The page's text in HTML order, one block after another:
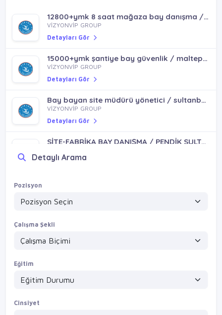
12800+ymk 8 saat mağaza bay danışma / pendik sultanbeyli
VİZYONVİP GROUP
Detayları Gör
15000+ymk şantiye bay güvenlik / maltepe küçükyalı idealtepe
VİZYONVİP GROUP
Detayları Gör
Bay bayan site müdürü yönetici / sultanbeyli pendik
VİZYONVİP GROUP
Detayları Gör
SİTE-FABRİKA BAY DANIŞMA / PENDİK SULTANBEYLİ SANCAKTEPE KURTKÖY SAMANDIRA YENİDOĞAN
Detayları Gör
Detayları Gör
Detaylı Arama
Pozisyon
Çalışma Şekli
Eğitim
Cinsiyet